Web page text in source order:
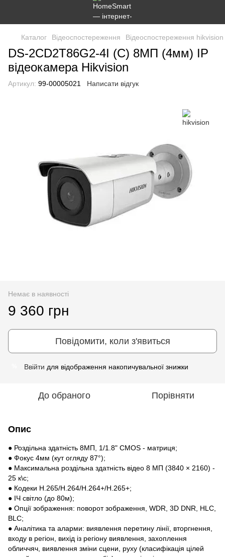
Каталог Відеоспостереження Відеоспостереження hikvision
DS-2CD2T86G2-4I (C) 8МП (4мм) IP
відеокамера Hikvision
Артикул: 99-00005021 Написати відгук
Немає в наявності
9 360 грн
Повідомити, коли з'явиться
Ввійти для відображення накопичувальної знижки
До обраного Порівняти
Опис
● Роздільна здатність 8МП, 1/1.8" CMOS - матриця;
● Фокус 4мм (кут огляду 87°);
● Максимальна роздільна здатність відео 8 МП (3840 × 2160) -
25 к\с;
● Кодеки H.265/H.264/H.264+/H.265+;
● ІЧ світло (до 80м);
● Опції зображення: поворот зображення, WDR, 3D DNR, HLC,
BLC;
● Аналітика та аларми: виявлення перетину лінії, вторгнення,
входу в регіон, вихід із регіону виявлення, захоплення
обличчяч, виявлення зміни сцени, руху (класифікація цілей